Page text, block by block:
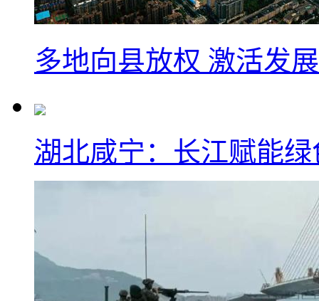
多地向县放权 激活发
湖北咸宁：长江赋能